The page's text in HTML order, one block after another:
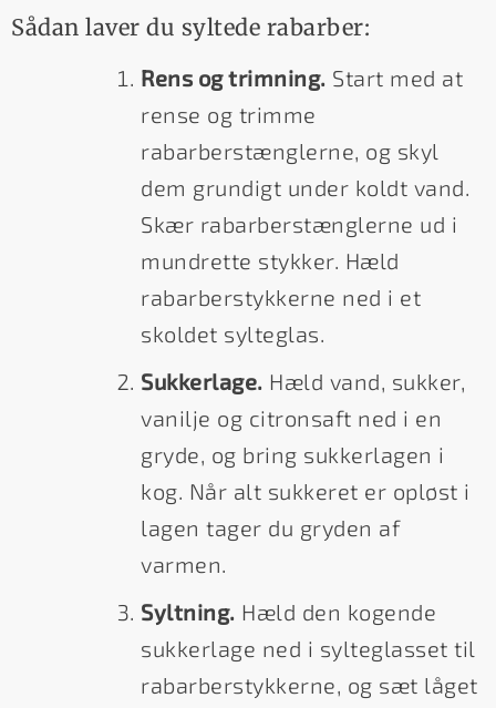
Sådan laver du syltede rabarber:
Rens og trimning. Start med at
rense og trimme
rabarberstænglerne, og skyl
dem grundigt under koldt vand.
Skær rabarberstænglerne ud i
mundrette stykker. Hæld
rabarberstykkerne ned i et
skoldet sylteglas.
Sukkerlage. Hæld vand, sukker,
vanilje og citronsaft ned i en
gryde, og bring sukkerlagen i
kog. Når alt sukkeret er opløst i
lagen tager du gryden af
varmen.
Syltning. Hæld den kogende
sukkerlage ned i sylteglasset til
rabarberstykkerne, og sæt låget